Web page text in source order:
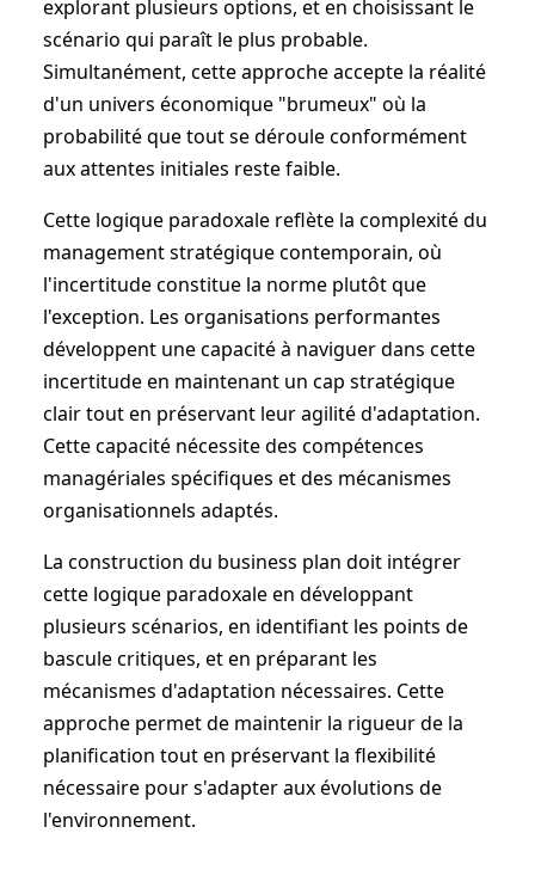
explorant plusieurs options, et en choisissant le
scénario qui paraît le plus probable.
Simultanément, cette approche accepte la réalité
d'un univers économique "brumeux" où la
probabilité que tout se déroule conformément
aux attentes initiales reste faible.
Cette logique paradoxale reflète la complexité du
management stratégique contemporain, où
l'incertitude constitue la norme plutôt que
l'exception. Les organisations performantes
développent une capacité à naviguer dans cette
incertitude en maintenant un cap stratégique
clair tout en préservant leur agilité d'adaptation.
Cette capacité nécessite des compétences
managériales spécifiques et des mécanismes
organisationnels adaptés.
La construction du business plan doit intégrer
cette logique paradoxale en développant
plusieurs scénarios, en identifiant les points de
bascule critiques, et en préparant les
mécanismes d'adaptation nécessaires. Cette
approche permet de maintenir la rigueur de la
planification tout en préservant la flexibilité
nécessaire pour s'adapter aux évolutions de
l'environnement.